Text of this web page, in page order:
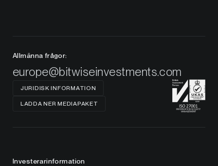
Allmänna frågor:
europe@bitwiseinvestments.com
JURIDISK INFORMATION
LADDA NER MEDIAPAKET
Investerarinformation